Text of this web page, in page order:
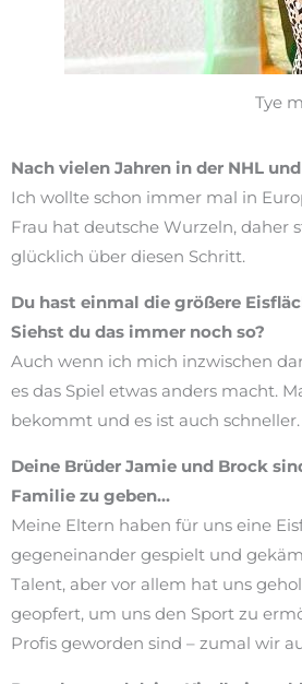
Tye
Nach vielen Jahren in der NHL
Ich wollte schon immer mal in
Frau hat deutsche Wurzeln, daher
glücklich über diesen Schritt.
Du hast einmal die größere
Siehst du das immer noch so?
Auch wenn ich mich inzwischen
es das Spiel etwas anders macht.
bekommt und es ist auch
Deine Brüder Jamie und Brock
Familie zu geben…
Meine Eltern haben für uns eine
gegeneinander gespielt und
Talent, aber vor allem hat uns
geopfert, um uns den Sport zu
Profis geworden sind – zumal wir